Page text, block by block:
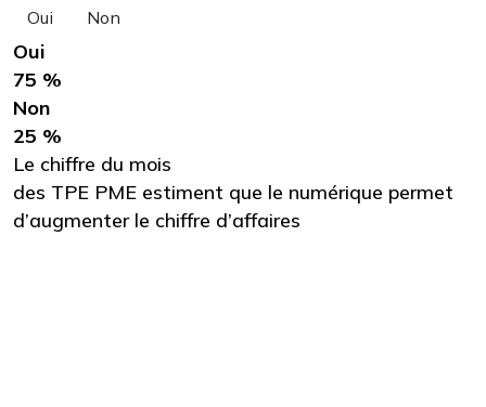
Oui Non
Oui
75 %
Non
25 %
Le chiffre du mois
des TPE PME estiment que le numérique permet
d’augmenter le chiffre d’affaires